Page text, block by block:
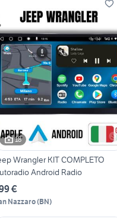
18
Wrangler KIT COMPLETO
Android Radio
€
Nazzaro(BN)